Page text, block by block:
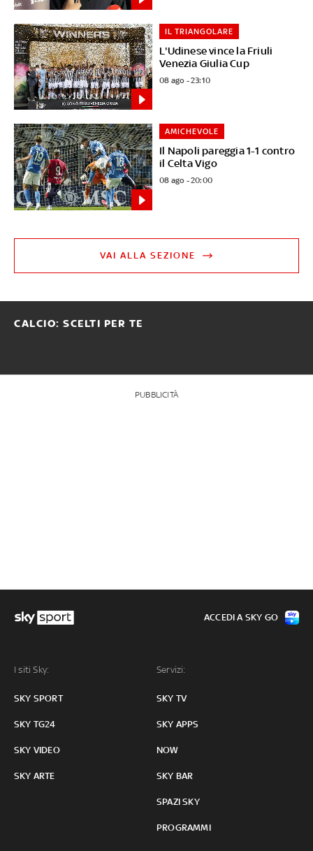
L'Udinese vince la Friuli
Venezia Giulia Cup
IL TRIANGOLARE
08 ago - 23:10
Il Napoli pareggia 1-1 contro
il Celta Vigo
AMICHEVOLE
08 ago - 20:00
VAI ALLA SEZIONE
CALCIO: SCELTI PER TE
PUBBLICITÀ
I siti Sky:
SKY SPORT
SKY TG24
SKY VIDEO
SKY ARTE
Servizi:
SKY TV
SKY APPS
NOW
SKY BAR
SPAZI SKY
PROGRAMMI
ACCEDI A SKY GO